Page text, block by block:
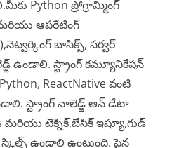
Python ప్రోగ్రామ్మింగ్
ఆపరేటింగ్
బాసిక్స్, సర్వర్
ఉండాలి. స్ట్రాంగ్ కమ్యూనికేషన్
ReactNative వంటి
స్ట్రాంగ్ నాలెడ్జ్ ఆన్ డేటా
మరియు టెక్నిక్,బేసిక్ ఇష్యూ,గుడ్
ఉండాలి ఉంటుంది. పైన